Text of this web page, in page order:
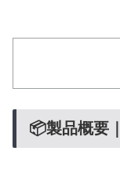
📦製品概要